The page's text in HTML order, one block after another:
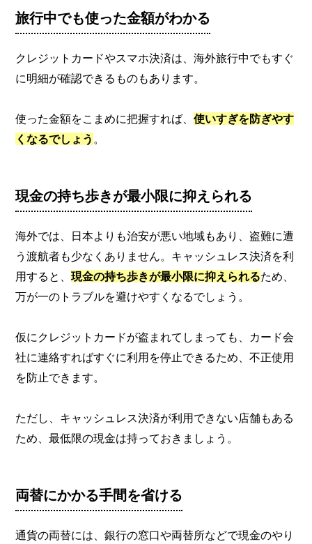
旅行中でも使った金額がわかる
クレジットカードやスマホ決済は、海外旅行中でもすぐ
に明細が確認できるものもあります。
使った金額をこまめに把握すれば、使いすぎを防ぎやす
くなるでしょう 。
現金の持ち歩きが最小限に抑えられる
海外では、日本よりも治安が悪い地域もあり、盗難に遭
う渡航者も少なくありません。キャッシュレス決済を利
用すると、現金の持ち歩きが最小限に抑えられるため、
万が一のトラブルを避けやすくなるでしょう。
仮にクレジットカードが盗まれてしまっても、カード会
社に連絡すればすぐに利用を停止できるため、不正使用
を防止できます。
ただし、キャッシュレス決済が利用できない店舗もある
ため、最低限の現金は持っておきましょう。
両替にかかる手間を省ける
通貨の両替には、銀行の窓口や両替所などで現金のやり